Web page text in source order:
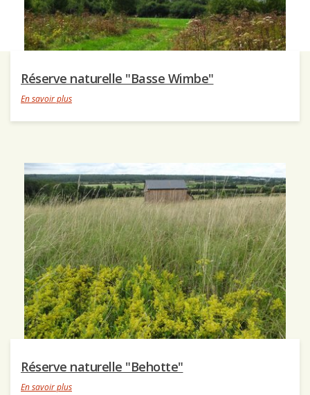
Réserve naturelle "Basse Wimbe"
En savoir plus
Réserve naturelle "Behotte"
En savoir plus